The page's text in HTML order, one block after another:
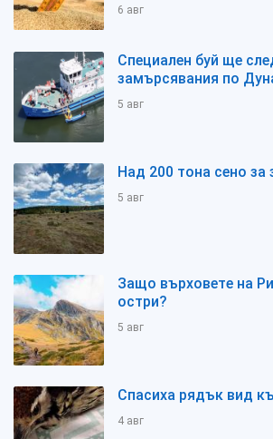
6 авг
Специален буй ще
замърсявания по
5 авг
Над 200 тона сено за
5 авг
Защо върховете на
остри?
5 авг
Спасиха рядък вид
4 авг